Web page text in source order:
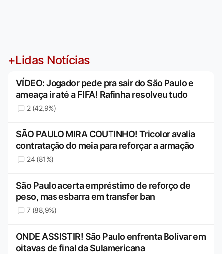
+Lidas Notícias
VÍDEO: Jogador pede pra sair do São Paulo e
ameaça ir até a FIFA! Rafinha resolveu tudo
2 (42,9%)
SÃO PAULO MIRA COUTINHO! Tricolor avalia
contratação do meia para reforçar a armação
24 (81%)
São Paulo acerta empréstimo de reforço de
peso, mas esbarra em transfer ban
7 (88,9%)
ONDE ASSISTIR! São Paulo enfrenta Bolívar em
oitavas de final da Sulamericana